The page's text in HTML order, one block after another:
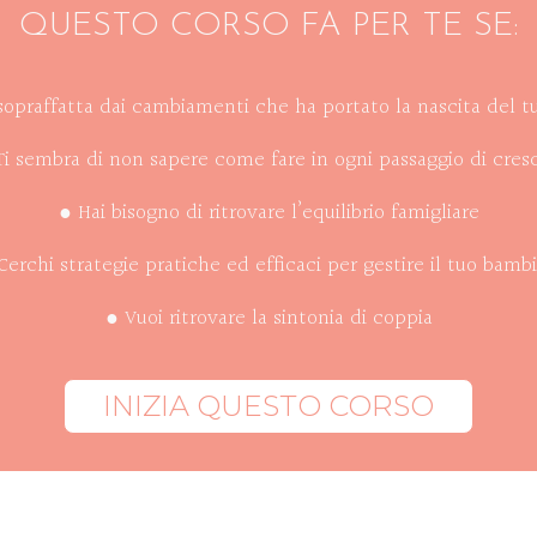
QUESTO CORSO FA PER TE SE:
dai cambiamenti che ha portato la nascita del
sembra di non sapere come fare in ogni passaggio di
● Hai bisogno di ritrovare l’equilibrio famigliare
strategie pratiche ed efficaci per gestire il tuo
● Vuoi ritrovare la sintonia di coppia
INIZIA QUESTO CORSO